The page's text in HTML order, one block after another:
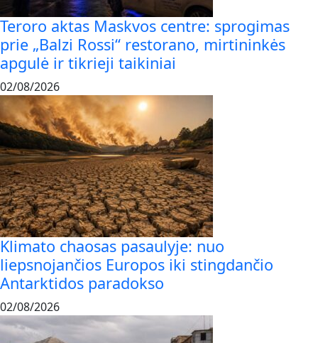
Teroro aktas Maskvos centre: sprogimas
prie „Balzi Rossi“ restorano, mirtininkės
apgulė ir tikrieji taikiniai
02/08/2026
Klimato chaosas pasaulyje: nuo
liepsnojančios Europos iki stingdančio
Antarktidos paradokso
02/08/2026